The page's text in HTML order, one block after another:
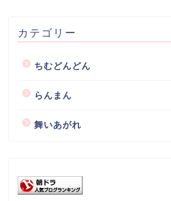
カテゴリー
ちむどんどん
らんまん
舞いあがれ